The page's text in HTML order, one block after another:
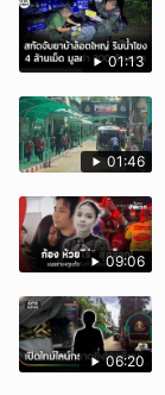
01:13
01:46
09:06
06:20